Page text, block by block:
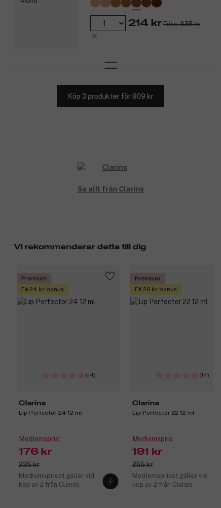
214 kr Före: 335 kr
Köp 3 produkter för 809 kr
Se allt från Clarins
Vi rekommenderar detta till dig
Premium
Få 24 kr bonus
(14)
Clarins
Lip Perfector 24 12 ml
Medlemspris:
176 kr
235 kr
Medlemspriset gäller vid
köp av 2 från Clarins
Premium
Få 26 kr bonus
(14)
Clarins
Lip Perfector 22 12 ml
Medlemspris:
191 kr
255 kr
Medlemspriset gäller vid
köp av 2 från Clarins